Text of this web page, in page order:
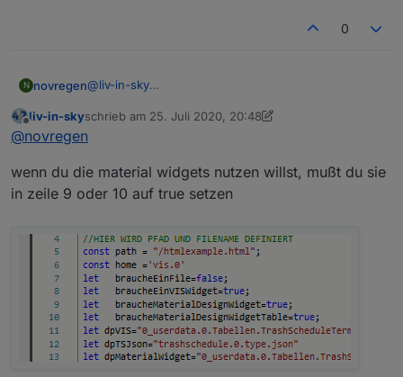
0
N novregen@liv-in-sky
erstmal grob drin mit Wochentage =:->
Bei TrashScheduleWidget und
TrashScheduleWidgetTable steht jedoch nichts drin.
liv-in-skyschrieb am 25. Juli 2020, 20:48
zuletzt editiert von liv-in-sky
@novregen
wenn du die material widgets nutzen willst, mußt du sie
in zeile 9 oder 10 auf true setzen